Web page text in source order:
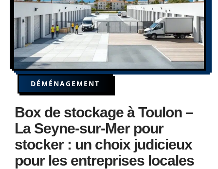
DÉMÉNAGEMENT
Box de stockage à Toulon –
La Seyne-sur-Mer pour
stocker : un choix judicieux
pour les entreprises locales